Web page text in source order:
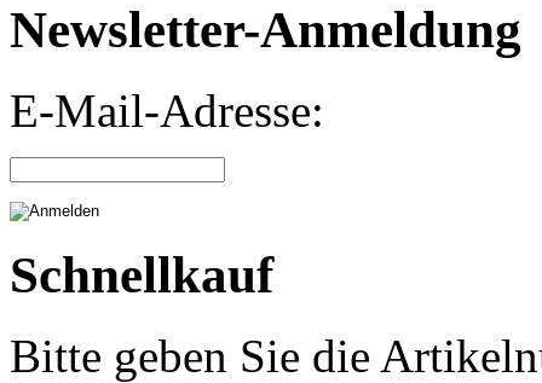
Newsletter-Anmeldung
E-Mail-Adresse:
Schnellkauf
Bitte geben Sie die